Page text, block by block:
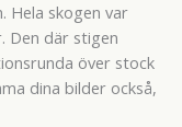
Hela skogen var
Den där stigen
över stock
dina bilder också,